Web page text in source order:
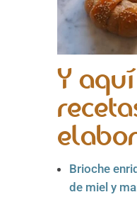
Y
Brioche
de miel y